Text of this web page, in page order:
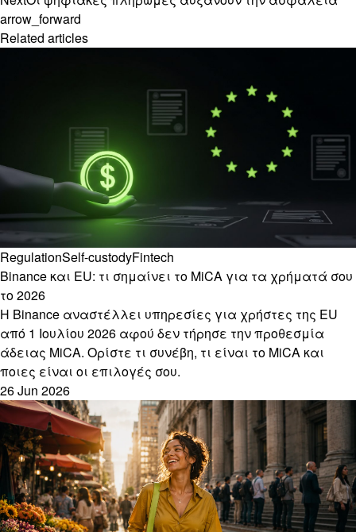
arrow_forward
Related articles
RegulationSelf-custodyFintech
Binance και EU: τι σημαίνει το MiCA για τα χρήματά σου
το 2026
Η Binance αναστέλλει υπηρεσίες για χρήστες της EU
από 1 Ιουλίου 2026 αφού δεν τήρησε την προθεσμία
άδειας MiCA. Ορίστε τι συνέβη, τι είναι το MiCA και
ποιες είναι οι επιλογές σου.
26 Jun 2026